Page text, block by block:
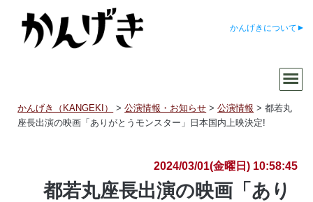
かんげきについて
かんげき（KANGEKI） >公演情報・お知らせ >公演情報 >都若丸
座長出演の映画「ありがとうモンスター」日本国内上映決定!
2024/03/01(金曜日) 10:58:45
都若丸座長出演の映画「あり